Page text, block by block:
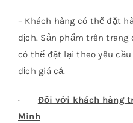
– Khách hàng có thể đặt
dịch. Sản phẩm trên trang
có thể đặt lại theo yêu
dịch giá cả.
· Đối với khách hàng
Minh